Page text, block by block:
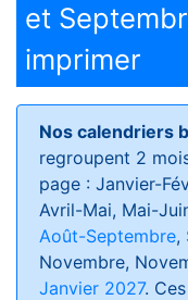
et
imprimer
Nos calendriers
regroupent 2
page : Janvier-
Avril-Mai, Mai-
Août-Septembre,
Novembre,
Janvier 2027.